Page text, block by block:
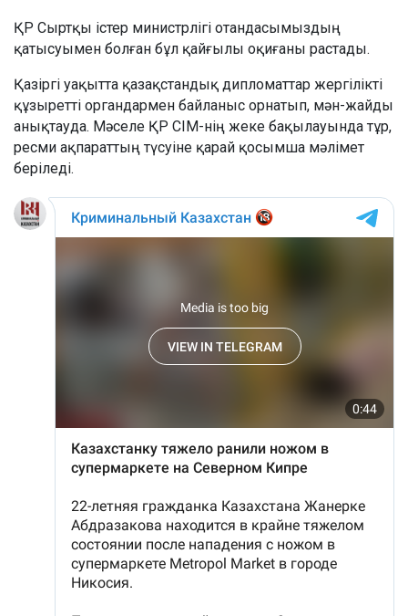
ҚР Сыртқы істер министрлігі отандасымыздың
қатысуымен болған бұл қайғылы оқиғаны растады.
Қазіргі уақытта қазақстандық дипломаттар жергілікті
құзыретті органдармен байланыс орнатып, мән-жайды
анықтауда. Мәселе ҚР СІМ-нің жеке бақылауында тұр,
ресми ақпараттың түсуіне қарай қосымша мәлімет
беріледі.